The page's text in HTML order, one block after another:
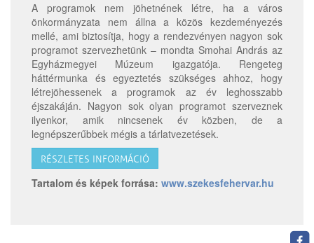
A programok nem jöhetnének létre, ha a város
önkormányzata nem állna a közös kezdeményezés
mellé, ami biztosítja, hogy a rendezvényen nagyon sok
programot szervezhetünk – mondta Smohai András az
Egyházmegyei Múzeum igazgatója. Rengeteg
háttérmunka és egyeztetés szükséges ahhoz, hogy
létrejöhessenek a programok az év leghosszabb
éjszakáján. Nagyon sok olyan programot szerveznek
ilyenkor, amik nincsenek év közben, de a
legnépszerűbbek mégis a tárlatvezetések.
RÉSZLETES INFORMÁCIÓ
Tartalom és képek forrása: www.szekesfehervar.hu